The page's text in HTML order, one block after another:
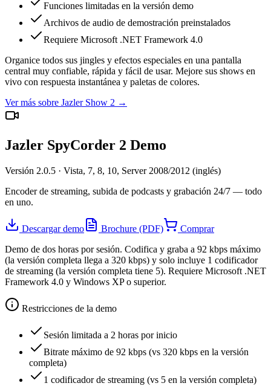
Funciones limitadas en la versión demo
Archivos de audio de demostración preinstalados
Requiere Microsoft .NET Framework 4.0
Organice todos sus jingles y efectos especiales en una pantalla
central muy confiable, rápida y fácil de usar. Mejore sus shows en
vivo con respuesta instantánea y paletas de colores.
Ver más sobre Jazler Show 2 →
Jazler SpyCorder 2 Demo
Versión 2.0.5 · Vista, 7, 8, 10, Server 2008/2012 (inglés)
Encoder de streaming, subida de podcasts y grabación 24/7 — todo
en uno.
Descargar demo Brochure (PDF)
Comprar
Demo de dos horas por sesión. Codifica y graba a 92 kbps máximo
(la versión completa llega a 320 kbps) y solo incluye 1 codificador
de streaming (la versión completa tiene 5). Requiere Microsoft .NET
Framework 4.0 y Windows XP o superior.
Restricciones de la demo
Sesión limitada a 2 horas por inicio
Bitrate máximo de 92 kbps (vs 320 kbps en la versión
completa)
1 codificador de streaming (vs 5 en la versión completa)